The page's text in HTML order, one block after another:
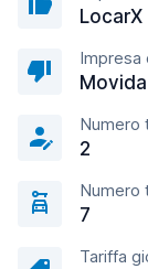
Impresa
Numero
2
Numero
7
Tariffa